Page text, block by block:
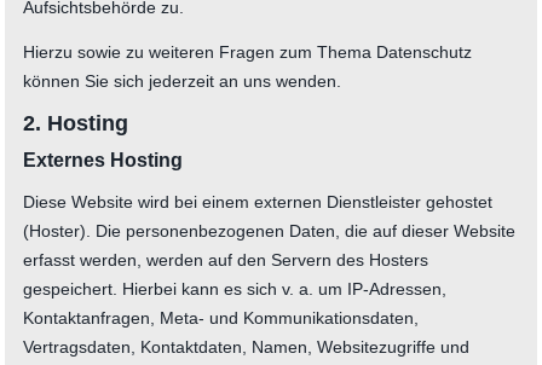
Aufsichtsbehörde zu.
Hierzu sowie zu weiteren Fragen zum Thema Datenschutz
können Sie sich jederzeit an uns wenden.
2. Hosting
Externes Hosting
Diese Website wird bei einem externen Dienstleister gehostet
(Hoster). Die personenbezogenen Daten, die auf dieser Website
erfasst werden, werden auf den Servern des Hosters
gespeichert. Hierbei kann es sich v. a. um IP-Adressen,
Kontaktanfragen, Meta- und Kommunikationsdaten,
Vertragsdaten, Kontaktdaten, Namen, Websitezugriffe und